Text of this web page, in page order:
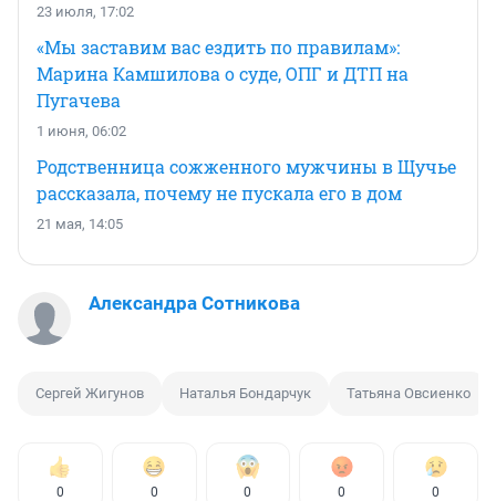
23 июля, 17:02
«Мы заставим вас ездить по правилам»:
Марина Камшилова о суде, ОПГ и ДТП на
Пугачева
1 июня, 06:02
Родственница сожженного мужчины в Щучье
рассказала, почему не пускала его в дом
21 мая, 14:05
Александра Сотникова
Сергей Жигунов Наталья Бондарчук Татьяна Овсиенко
0 0 0 0 0